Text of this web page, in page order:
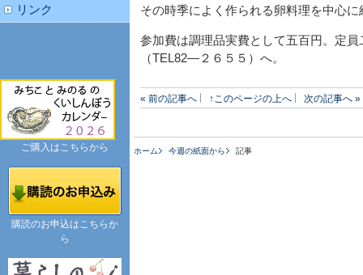
その時季によく作られる卵料理を中心に
参加費は調理品実費として五百円。定
（TEL82―２６５５）へ。
« 前の記事へ ↑このページの上へ 次の記事へ »
ホーム 今週の紙面から 記事
リンク
ご購入はこちらから
購読のお申込はこちらか
ら